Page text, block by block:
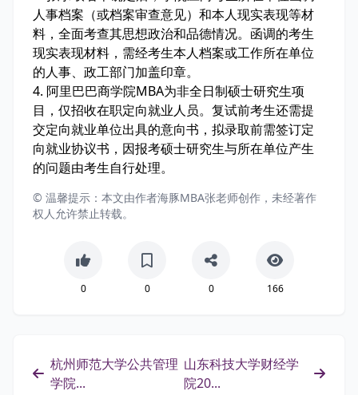
人事档案（或档案审查意见）和本人现实表现等材
料，全面考查其思想政治和品德情况。函调的考生
现实表现材料，需经考生本人档案或工作所在单位
的人事、政工部门加盖印章。
4. 阿里巴巴商学院MBA为非全日制硕士研究生项
目，仅招收在职定向就业人员。复试前考生还需提
交定向就业单位出具的意向书，拟录取前需签订定
向就业协议书，因报考硕士研究生与所在单位产生
的问题由考生自行处理。
© 温馨提示：本文由作者海豚MBA张老师创作，未经著作
权人允许禁止转载。
0 0 0 166
杭州师范大学公共管理
学院...
山东科技大学财经学
院20...